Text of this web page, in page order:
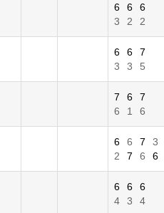
6 6
6
3
2 2
6 6
7
3
3 5
7 6
7
6
1 6
6 6 7 3
2
7 6 6
6 6
6
4
3 4